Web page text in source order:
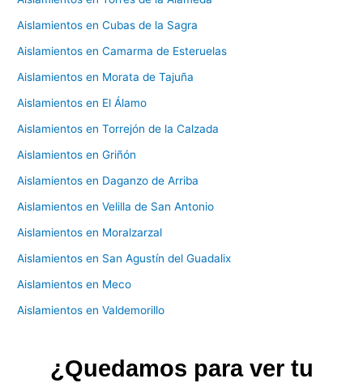
Aislamientos en Cubas de la Sagra
Aislamientos en Camarma de Esteruelas
Aislamientos en Morata de Tajuña
Aislamientos en El Álamo
Aislamientos en Torrejón de la Calzada
Aislamientos en Griñón
Aislamientos en Daganzo de Arriba
Aislamientos en Velilla de San Antonio
Aislamientos en Moralzarzal
Aislamientos en San Agustín del Guadalix
Aislamientos en Meco
Aislamientos en Valdemorillo
¿Quedamos para ver tu